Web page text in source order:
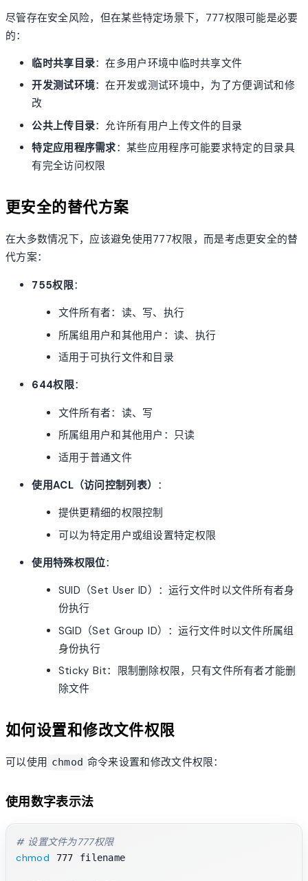
尽管存在安全风险，但在某些特定场景下，777权限可能是必要
的：
临时共享目录：在多用户环境中临时共享文件
开发测试环境：在开发或测试环境中，为了方便调试和修
改
公共上传目录：允许所有用户上传文件的目录
特定应用程序需求：某些应用程序可能要求特定的目录具
有完全访问权限
更安全的替代方案
在大多数情况下，应该避免使用777权限，而是考虑更安全的替
代方案：
755权限：
文件所有者：读、写、执行
所属组用户和其他用户：读、执行
适用于可执行文件和目录
644权限：
文件所有者：读、写
所属组用户和其他用户：只读
适用于普通文件
使用ACL（访问控制列表） ：
提供更精细的权限控制
可以为特定用户或组设置特定权限
使用特殊权限位：
SUID（Set User ID）：运行文件时以文件所有者身
份执行
SGID（Set Group ID）：运行文件时以文件所属组
身份执行
Sticky Bit：限制删除权限，只有文件所有者才能删
除文件
如何设置和修改文件权限
可以使用 chmod 命令来设置和修改文件权限：
使用数字表示法
# 设置文件为777权限
chmod 777 filename